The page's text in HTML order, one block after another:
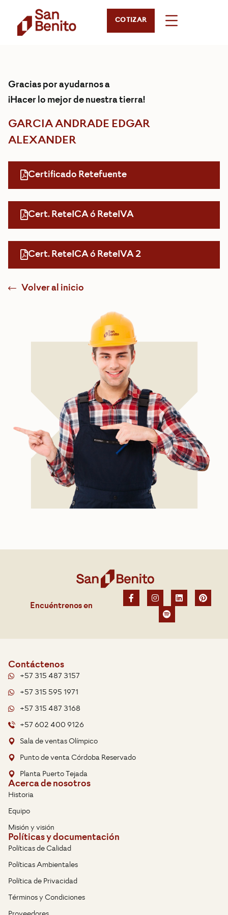
COTIZAR
Gracias por ayudarnos a
¡Hacer lo mejor de nuestra tierra!
GARCIA ANDRADE EDGAR
ALEXANDER
Certificado Retefuente
Cert. ReteICA ó ReteIVA
Cert. ReteICA ó ReteIVA 2
Volver al inicio
Encuéntrenos en
Contáctenos
+57 315 487 3157
+57 315 595 1971
+57 315 487 3168
+57 602 400 9126
Sala de ventas Olímpico
Punto de venta Córdoba Reservado
Planta Puerto Tejada
Acerca de nosotros
Historia
Equipo
Misión y visión
Políticas y documentación
Políticas de Calidad
Políticas Ambientales
Política de Privacidad
Términos y Condiciones